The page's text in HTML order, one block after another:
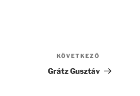
bejegyzés
KÖVETKEZŐ
Grátz Gusztáv